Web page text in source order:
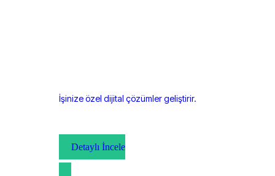
İşinize özel dijital çözümler geliştirir.
Detaylı İncele